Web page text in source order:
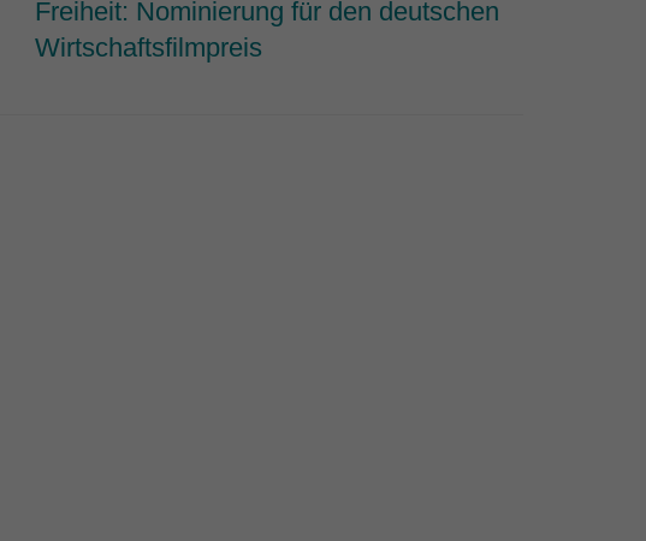
Freiheit: Nominierung für den deutschen
Wirtschaftsfilmpreis